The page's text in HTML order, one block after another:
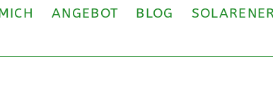
ANGEBOT BLOG